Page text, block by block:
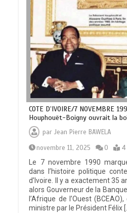
COTE D’IVOIRE/7 NOVEMBRE
Houphouët-Boigny ouvrait la
parJean Pierre BAWELA
novembre 11, 2025
0
Le 7 novembre 1990
dans l’histoire politique
d’Ivoire. Il y a exactement 35
alors Gouverneur de la
l’Afrique de l’Ouest
ministre par le Président Félix